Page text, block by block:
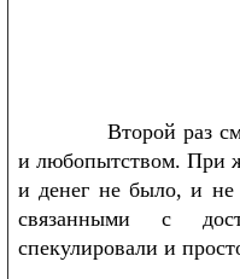
Второй раз
и любопытством. При
и денег не было, и не
свя­занными с
спекулировали и